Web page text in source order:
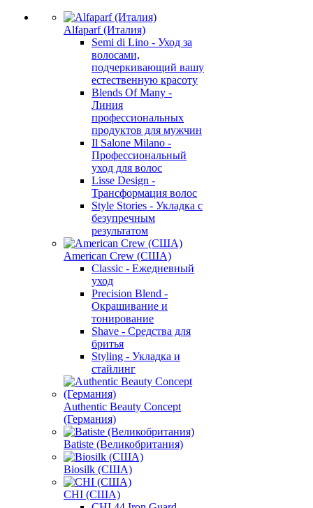
Alfaparf (Италия)
Semi di Lino - Уход за
волосами,
подчеркивающий вашу
естественную красоту
Blends Of Many -
Линия
профессиональных
продуктов для мужчин
Il Salone Milano -
Профессиональный
уход для волос
Lisse Design -
Трансформация волос
Style Stories - Укладка с
безупречным
результатом
American Crew (США)
Classic - Ежедневный
уход
Precision Blend -
Окрашивание и
тонирование
Shave - Средства для
бритья
Styling - Укладка и
стайлинг
Authentic Beauty Concept
(Германия)
Batiste (Великобритания)
Biosilk (США)
CHI (США)